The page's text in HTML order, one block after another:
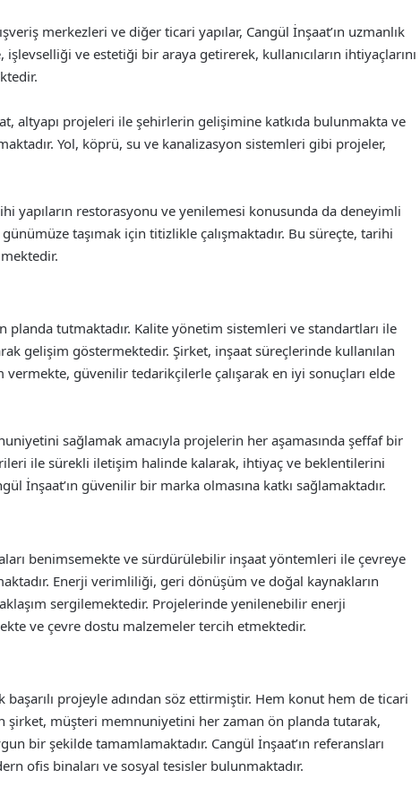
merkezleri ve diğer ticari yapılar, Cangül İnşaat’ın uzmanlık
ve estetiği bir araya getirerek, kullanıcıların ihtiyaçlarını
altyapı projeleri ile şehirlerin gelişimine katkıda bulunmakta ve
Yol, köprü, su ve kanalizasyon sistemleri gibi projeler,
yapıların restorasyonu ve yenilemesi konusunda da deneyimli
taşımak için titizlikle çalışmaktadır. Bu süreçte, tarihi
planda tutmaktadır. Kalite yönetim sistemleri ve standartları ile
gelişim göstermektedir. Şirket, inşaat süreçlerinde kullanılan
güvenilir tedarikçilerle çalışarak en iyi sonuçları elde
sağlamak amacıyla projelerin her aşamasında şeffaf bir
ile sürekli iletişim halinde kalarak, ihtiyaç ve beklentilerini
İnşaat’ın güvenilir bir marka olmasına katkı sağlamaktadır.
benimsemekte ve sürdürülebilir inşaat yöntemleri ile çevreye
Enerji verimliliği, geri dönüşüm ve doğal kaynakların
sergilemektedir. Projelerinde yenilenebilir enerji
ve çevre dostu malzemeler tercih etmektedir.
projeyle adından söz ettirmiştir. Hem konut hem de ticari
şirket, müşteri memnuniyetini her zaman ön planda tutarak,
bir şekilde tamamlamaktadır. Cangül İnşaat’ın referansları
ofis binaları ve sosyal tesisler bulunmaktadır.